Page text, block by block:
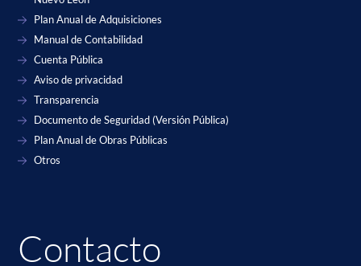
Plan Anual de Adquisiciones
Manual de Contabilidad
Cuenta Pública
Aviso de privacidad
Transparencia
Documento de Seguridad (Versión Pública)
Plan Anual de Obras Públicas
Otros
Contacto